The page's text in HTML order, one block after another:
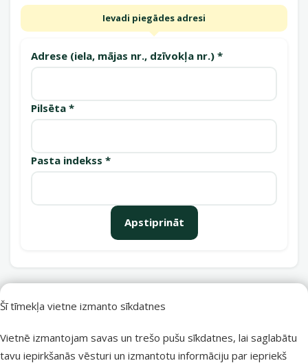
Šī tīmekļa vietne izmanto sīkdatnes
Vietnē izmantojam savas un trešo pušu sīkdatnes, lai saglabātu
tavu iepirkšanās vēsturi un izmantotu informāciju par iepriekš
Ievadi piegādes adresi
Adrese (iela, mājas nr., dzīvokļa nr.) *
Pilsēta *
Pasta indekss *
Apstiprināt